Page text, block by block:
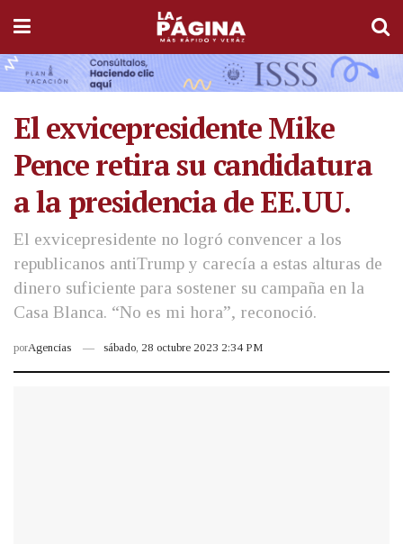
El exvicepresidente Mike
Pence retira su candidatura
a la presidencia de EE.UU.
El exvicepresidente no logró convencer a los
republicanos antiTrump y carecía a estas alturas de
dinero suficiente para sostener su campaña en la
Casa Blanca. “No es mi hora”, reconoció.
porAgencias sábado, 28 octubre 2023 2:34 PM